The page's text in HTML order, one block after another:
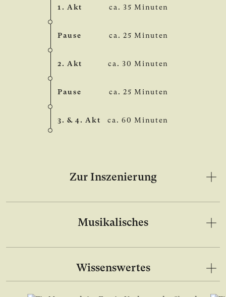
1. Akt ca. 35 Minuten
Pause ca. 25 Minuten
2. Akt ca. 30 Minuten
Pause ca. 25 Minuten
3. & 4. Akt ca. 60 Minuten
Zur Inszenierung
Musikalisches
Wissenswertes